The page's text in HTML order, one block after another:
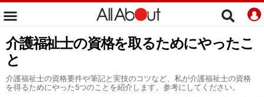
介護福祉士の資格を取るためにやったこ
と
介護福祉士の資格要件や筆記と実技のコツなど、私が介護福祉士の資格
を得るためにやった5つのことを紹介します。参考にしてください。